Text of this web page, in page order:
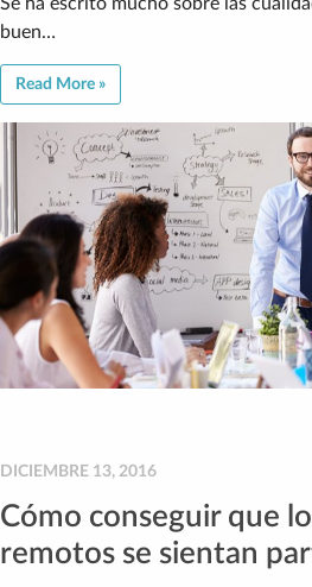
buen…
Read More »
DICIEMBRE 13, 2016
Cómo conseguir que
remotos se sientan